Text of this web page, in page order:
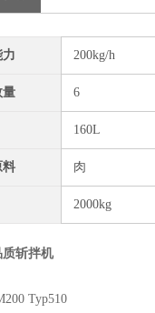
200kg/h
量 6
160L
料 肉
2000kg
质斩拌机
Typ510